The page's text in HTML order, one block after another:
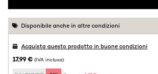
Disponibile anche in altre condizioni
Acquista questo prodotto in buone condizioni
17,99 € (IVA inclusa)